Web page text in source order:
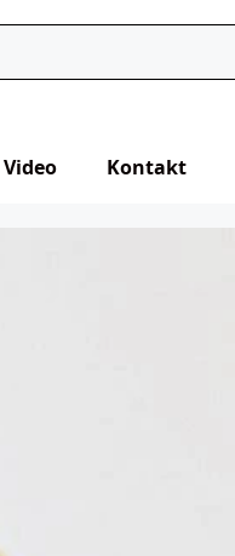
Video Kontakt